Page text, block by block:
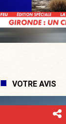
VOTRE AVIS